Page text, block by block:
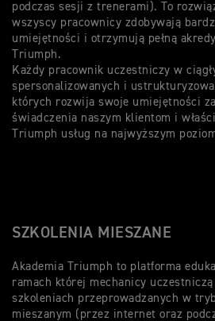
podczas sesji z trenerami). To
wszyscy pracownicy zdobywają
umiejętności i otrzymują pełną
Triumph.
Każdy pracownik uczestniczy w
spersonalizowanych i
których rozwija swoje umiejętności
świadczenia naszym klientom i
Triumph usług na najwyższym
SZKOLENIA MIESZANE
Akademia Triumph to platforma
ramach której mechanicy
szkoleniach przeprowadzanych w
mieszanym (przez internet oraz